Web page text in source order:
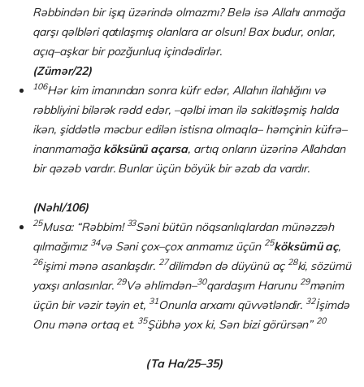
Rəbbindən bir işıq üzərində olmazmı? Belə isə Allahı anmağa
qarşı qəlbləri qatılaşmış olanlara ar olsun! Bax budur, onlar,
açıq–aşkar bir pozğunluq içindədirlər.
(Zümər/22)
106Hər kim imanından sonra küfr edər, Allahın ilahlığını və
rəbbliyini bilərək rədd edər, –qəlbi iman ilə sakitləşmiş halda
ikən, şiddətlə məcbur edilən istisna olmaqla– həmçinin küfrə–
inanmamağa köksünü açarsa, artıq onların üzərinə Allahdan
bir qəzəb vardır. Bunlar üçün böyük bir əzab da vardır.
(Nəhl/106)
25Musa: “Rəbbim! 33Səni bütün nöqsanlıqlardan münəzzəh
qılmağımız 34və Səni çox–çox anmamız üçün 25köksümü aç,
26işimi mənə asanlaşdır. 27dilimdən də düyünü aç 28ki, sözümü
yaxşı anlasınlar. 29Və əhlimdən–30qardaşım Harunu 29mənim
üçün bir vəzir təyin et, 31Onunla arxamı qüvvətləndir. 32İşimdə
Onu mənə ortaq et. 35Şübhə yox ki, Sən bizi görürsən” 20
(Ta Ha/25–35)